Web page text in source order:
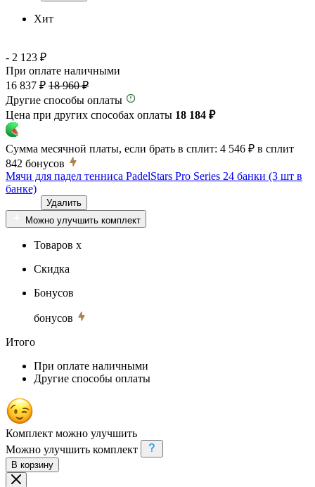
Хит
- 2 123 ₽
При оплате наличными
16 837 ₽ 18 960 ₽
Другие способы оплаты
Цена при других способах оплаты 18 184 ₽
Сумма месячной платы, если брать в сплит: 4 546 ₽ в сплит
842 бонусов
Мячи для падел тенниса PadelStars Pro Series 24 банки (3 шт в
банке)
Удалить
Можно улучшить комплект
Товаров x
Скидка
Бонусов
бонусов
Итого
При оплате наличными
Другие способы оплаты
Комплект можно улучшить
Можно улучшить комплект
В корзину